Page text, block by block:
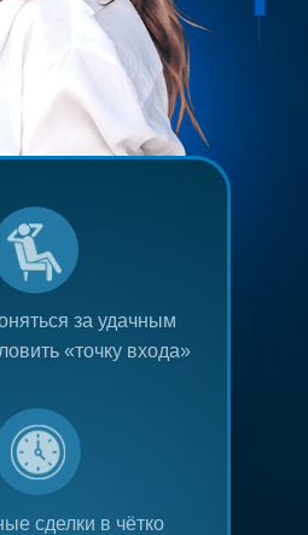
сделки в чётко
за удачным
«точку входа»